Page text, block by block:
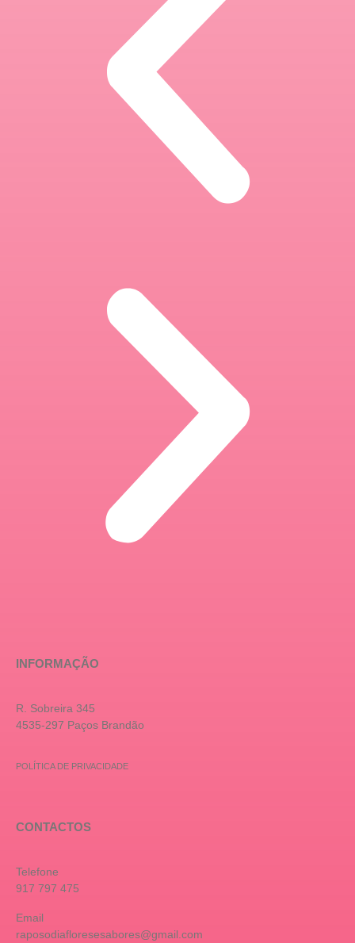
INFORMAÇÃO
R. Sobreira 345
4535-297 Paços Brandão
POLÍTICA DE PRIVACIDADE
CONTACTOS
Telefone
917 797 475
Email
raposodiafloresesabores@gmail.com